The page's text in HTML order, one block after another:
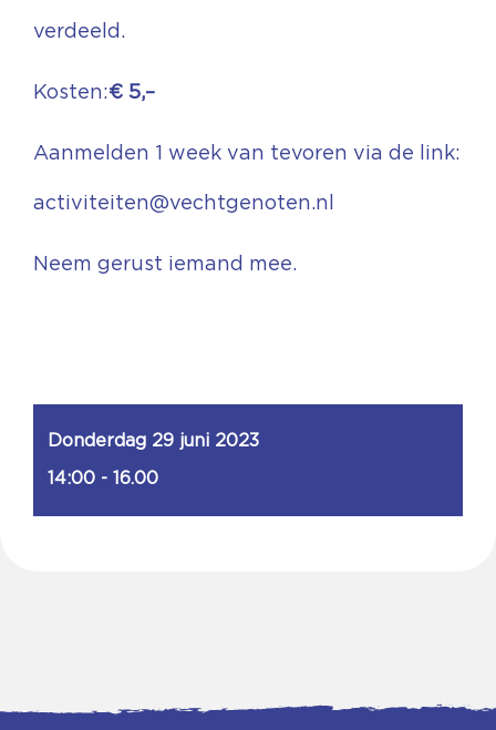
verdeeld.
Kosten:€ 5,–
Aanmelden 1 week van tevoren via de link:
activiteiten@vechtgenoten.nl
Neem gerust iemand mee.
Donderdag 29 juni 2023
14:00 - 16.00